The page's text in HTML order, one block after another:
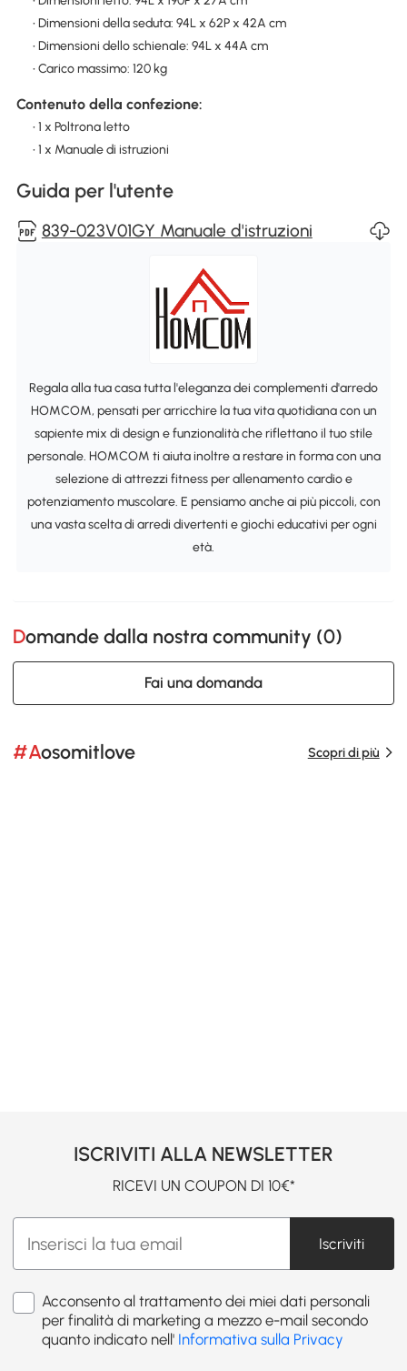
• Dimensioni della seduta: 94L x 62P x 42A cm
• Dimensioni dello schienale: 94L x 44A cm
• Carico massimo: 120 kg
Contenuto della confezione:
• 1 x Poltrona letto
• 1 x Manuale di istruzioni
Guida per l'utente
839-023V01GY Manuale d'istruzioni
Regala alla tua casa tutta l'eleganza dei complementi d'arredo
HOMCOM, pensati per arricchire la tua vita quotidiana con un
sapiente mix di design e funzionalità che riflettano il tuo stile
personale. HOMCOM ti aiuta inoltre a restare in forma con una
selezione di attrezzi fitness per allenamento cardio e
potenziamento muscolare. E pensiamo anche ai più piccoli, con
una vasta scelta di arredi divertenti e giochi educativi per ogni
età.
Domande dalla nostra community (0)
Fai una domanda
#Aosomitlove Scopri di più
ISCRIVITI ALLA NEWSLETTER
RICEVI UN COUPON DI 10€*
Iscriviti
Acconsento al trattamento dei miei dati personali
per finalità di marketing a mezzo e-mail secondo
quanto indicato nell' Informativa sulla Privacy